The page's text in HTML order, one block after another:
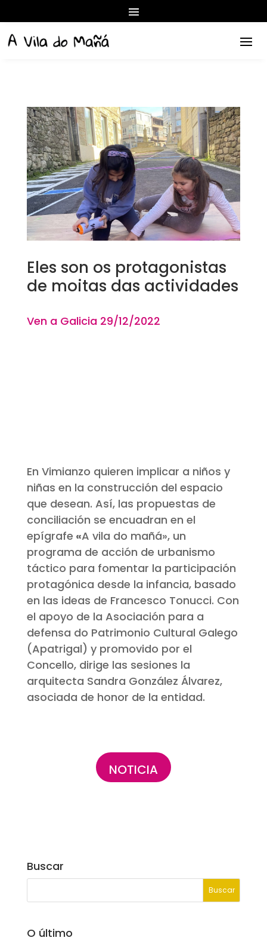
Eles son os protagonistas
de moitas das actividades
Ven a Galicia 29/12/2022
En Vimianzo quieren implicar a niños y
niñas en la construcción del espacio
que desean. Así, las propuestas de
conciliación se encuadran en el
epígrafe «A vila do mañá», un
programa de acción de urbanismo
táctico para fomentar la participación
protagónica desde la infancia, basado
en las ideas de Francesco Tonucci. Con
el apoyo de la Asociación para a
defensa do Patrimonio Cultural Galego
(Apatrigal) y promovido por el
Concello, dirige las sesiones la
arquitecta Sandra González Álvarez,
asociada de honor de la entidad.
NOTICIA
Buscar
O último